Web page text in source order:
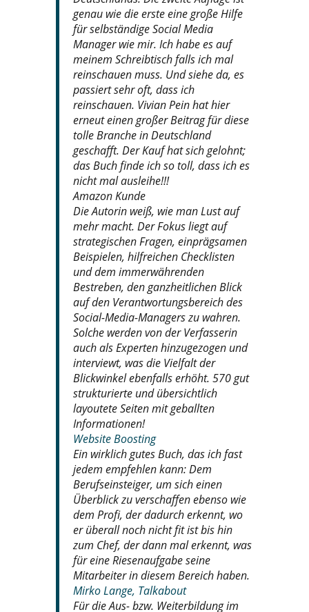
genau wie die erste eine große Hilfe
für selbständige Social Media
Manager wie mir. Ich habe es auf
meinem Schreibtisch falls ich mal
reinschauen muss. Und siehe da, es
passiert sehr oft, dass ich
reinschauen. Vivian Pein hat hier
erneut einen großer Beitrag für diese
tolle Branche in Deutschland
geschafft. Der Kauf hat sich gelohnt;
das Buch finde ich so toll, dass ich es
nicht mal ausleihe!!!
Amazon Kunde
Die Autorin weiß, wie man Lust auf
mehr macht. Der Fokus liegt auf
strategischen Fragen, einprägsamen
Beispielen, hilfreichen Checklisten
und dem immerwährenden
Bestreben, den ganzheitlichen Blick
auf den Verantwortungsbereich des
Social-Media-Managers zu wahren.
Solche werden von der Verfasserin
auch als Experten hinzugezogen und
interviewt, was die Vielfalt der
Blickwinkel ebenfalls erhöht. 570 gut
strukturierte und übersichtlich
layoutete Seiten mit geballten
Informationen!
Website Boosting
Ein wirklich gutes Buch, das ich fast
jedem empfehlen kann: Dem
Berufseinsteiger, um sich einen
Überblick zu verschaffen ebenso wie
dem Profi, der dadurch erkennt, wo
er überall noch nicht fit ist bis hin
zum Chef, der dann mal erkennt, was
für eine Riesenaufgabe seine
Mitarbeiter in diesem Bereich haben.
Mirko Lange, Talkabout
Für die Aus- bzw. Weiterbildung im